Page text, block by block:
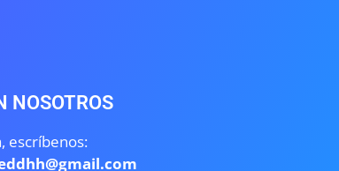
NOSOTROS
escríbenos: